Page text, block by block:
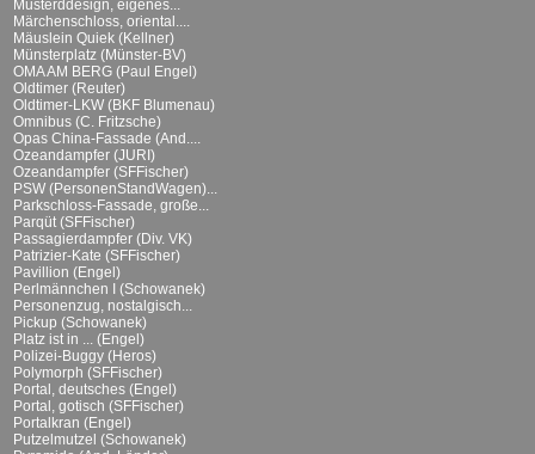
Musterddesign, eigenes...
Märchenschloss, oriental....
Mäuslein Quiek (Kellner)
Münsterplatz (Münster-BV)
OMA AM BERG (Paul Engel)
Oldtimer (Reuter)
Oldtimer-LKW (BKF Blumenau)
Omnibus (C. Fritzsche)
Opas China-Fassade (And....
Ozeandampfer (JURI)
Ozeandampfer (SFFischer)
PSW (PersonenStandWagen)...
Parkschloss-Fassade, große...
Parqüt (SFFischer)
Passagierdampfer (Div. VK)
Patrizier-Kate (SFFischer)
Pavillion (Engel)
Perlmännchen I (Schowanek)
Personenzug, nostalgisch...
Pickup (Schowanek)
Platz ist in ... (Engel)
Polizei-Buggy (Heros)
Polymorph (SFFischer)
Portal, deutsches (Engel)
Portal, gotisch (SFFischer)
Portalkran (Engel)
Putzelmutzel (Schowanek)